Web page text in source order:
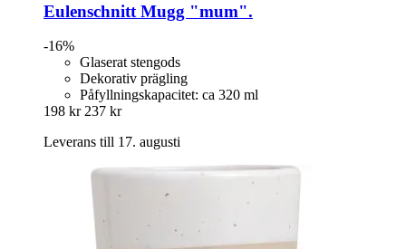
Eulenschnitt Mugg "mum".
-16%
Glaserat stengods
Dekorativ prägling
Påfyllningskapacitet: ca 320 ml
198 kr 237 kr
Leverans till 17. augusti